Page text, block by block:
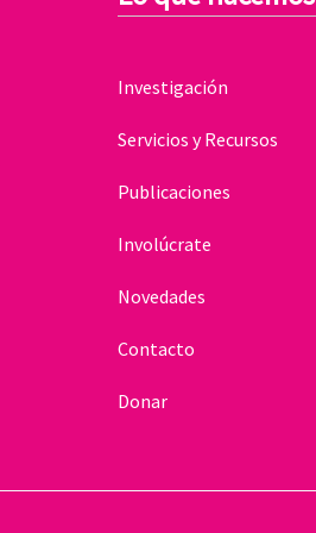
Investigación
Servicios y Recursos
Publicaciones
Involúcrate
Novedades
Contacto
Donar